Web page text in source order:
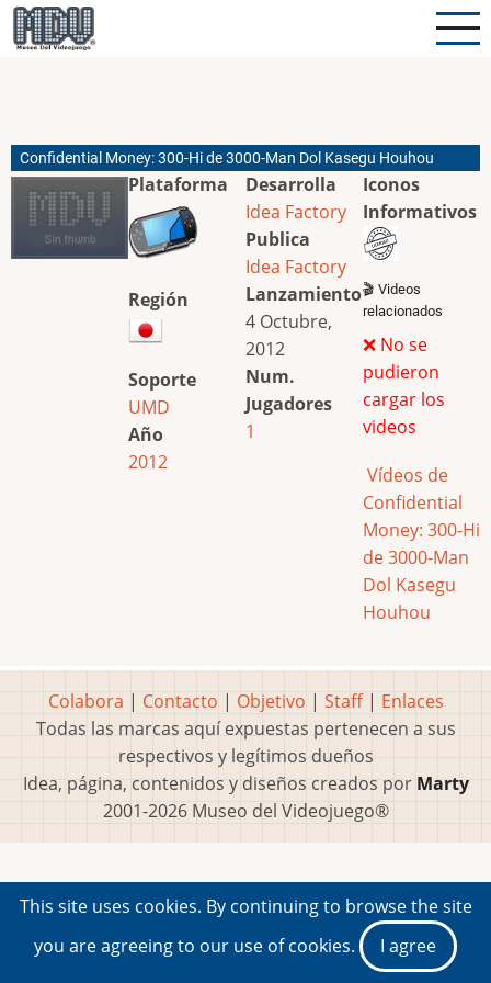
Pasar
al
Confidential Money: 300-Hi de 3000-Man Dol Kasegu Houhou
Plataforma
Región
Soporte
UMD
Año
2012
Desarrolla
Idea Factory
Publica
Idea Factory
Lanzamiento
4 Octubre,
2012
Num.
Jugadores
1
Iconos
Informativos
🎬 Videos
relacionados
❌ No se
pudieron
cargar los
videos
Vídeos de
Confidential
Money: 300-Hi
de 3000-Man
Dol Kasegu
Houhou
Colabora | Contacto | Objetivo | Staff| Enlaces
Todas las marcas aquí expuestas pertenecen a sus
respectivos y legítimos dueños
Idea, página, contenidos y diseños creados por Marty
2001-2026 Museo del Videojuego®
This site uses cookies. By continuing to browse the site
you are agreeing to our use of cookies.
I agree